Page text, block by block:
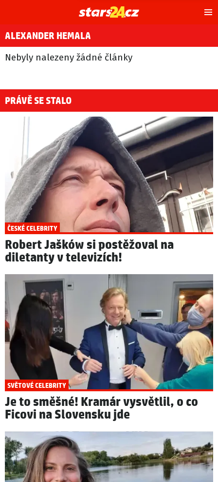
ALEXANDER HEMALA
Nebyly nalezeny žádné články
PRÁVĚ SE STALO
ČESKÉ CELEBRITY
Robert Jašków si postěžoval na
diletanty v televizích!
SVĚTOVÉ CELEBRITY
Je to směšné! Kramár vysvětlil, o co
Ficovi na Slovensku jde